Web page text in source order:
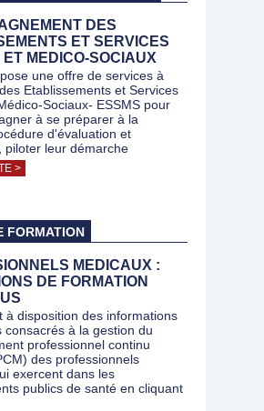
DES
ET SERVICES
MEDICO-SOCIAUX
une offre de services à
Etablissements et Services
Sociaux- ESSMS pour
à se préparer à la
d'évaluation et
piloter leur démarche
>
FORMATION
MEDICAUX :
DE FORMATION
à disposition des informations
consacrés à la gestion du
professionnel continu
des professionnels
exercent dans les
publics de santé en cliquant